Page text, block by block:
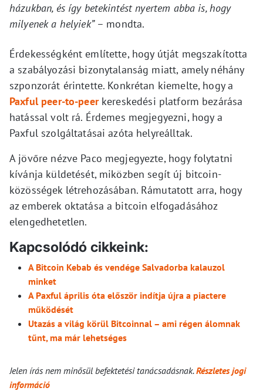
házukban, és így betekintést nyertem abba is, hogy
milyenek a helyiek”– mondta.
Érdekességként említette, hogy útját megszakította
a szabályozási bizonytalanság miatt, amely néhány
szponzorát érintette. Konkrétan kiemelte, hogy a
Paxful peer-to-peerkereskedési platform bezárása
hatással volt rá. Érdemes megjegyezni, hogy a
Paxful szolgáltatásai azóta helyreálltak.
A jövőre nézve Paco megjegyezte, hogy folytatni
kívánja küldetését, miközben segít új bitcoin-
közösségek létrehozásában. Rámutatott arra, hogy
az emberek oktatása a bitcoin elfogadásához
elengedhetetlen.
Kapcsolódó cikkeink:
A Bitcoin Kebab és vendége Salvadorba kalauzol
minket
A Paxful április óta először indítja újra a piactere
működését
Utazás a világ körül Bitcoinnal – ami régen álomnak
tűnt, ma már lehetséges
Jelen írás nem minősül befektetési tanácsadásnak.Részletes jogi
információ